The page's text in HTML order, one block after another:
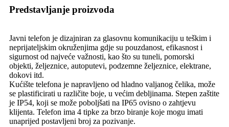
Predstavljanje proizvoda
Javni telefon je dizajniran za glasovnu komunikaciju u teškim i
neprijateljskim okruženjima gdje su pouzdanost, efikasnost i
sigurnost od najveće važnosti, kao što su tuneli, pomorski
objekti, željeznice, autoputevi, podzemne željeznice, elektrane,
dokovi itd.
Kućište telefona je napravljeno od hladno valjanog čelika, može
se plastificirati u različite boje, u većim debljinama. Stepen zaštite
je IP54, koji se može poboljšati na IP65 ovisno o zahtjevu
klijenta. Telefon ima 4 tipke za brzo biranje koje mogu imati
unaprijed postavljeni broj za pozivanje.